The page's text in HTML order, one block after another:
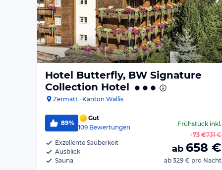
Hotel Butterfly, BW Signature
Collection Hotel
Zermatt · Kanton Wallis
89%
Gut
109 Bewertungen
Exzellente Sauberkeit
Ausblick
Sauna
Frühstückinkl.
-73 €731 €
ab 658 €
ab 329 € pro Nacht